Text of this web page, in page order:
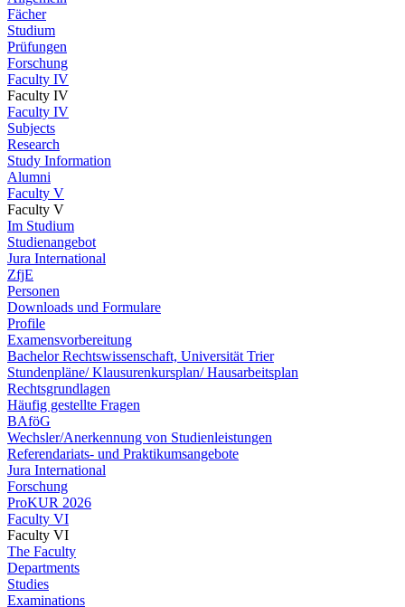
Fächer
Studium
Prüfungen
Forschung
Faculty IV
Faculty IV
Faculty IV
Subjects
Research
Study Information
Alumni
Faculty V
Faculty V
Im Studium
Studienangebot
Jura International
ZfjE
Personen
Downloads und Formulare
Profile
Examensvorbereitung
Bachelor Rechtswissenschaft, Universität Trier
Stundenpläne/ Klausurenkursplan/ Hausarbeitsplan
Rechtsgrundlagen
Häufig gestellte Fragen
BAföG
Wechsler/Anerkennung von Studienleistungen
Referendariats- und Praktikumsangebote
Jura International
Forschung
ProKUR 2026
Faculty VI
Faculty VI
The Faculty
Departments
Studies
Examinations